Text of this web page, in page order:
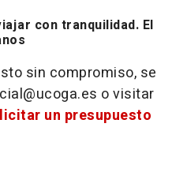
con tranquilidad. El
sin compromiso, se
o visitar
un presupuesto